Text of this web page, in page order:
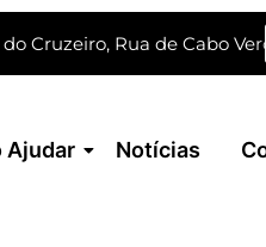
Cruzeiro, Rua de Cabo
Ajudar Notícias